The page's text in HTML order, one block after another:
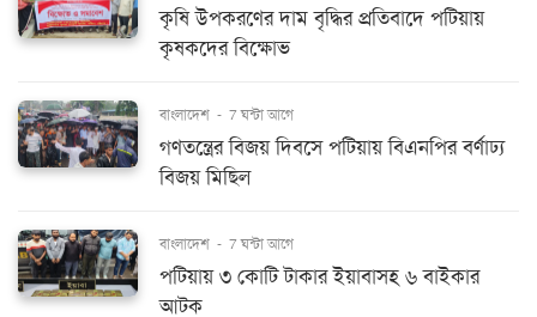
কৃষি উপকরণের দাম বৃদ্ধির প্রতিবাদে পটিয়ায়
কৃষকদের বিক্ষোভ
বাংলাদেশ - 7 ঘন্টা আগে
গণতন্ত্রের বিজয় দিবসে পটিয়ায় বিএনপির বর্ণাঢ্য
বিজয় মিছিল
বাংলাদেশ - 7 ঘন্টা আগে
পটিয়ায় ৩ কোটি টাকার ইয়াবাসহ ৬ বাইকার
আটক